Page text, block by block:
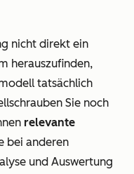
nicht direkt ein
herauszufinden,
tatsächlich
Sie noch
relevante
bei anderen
und Auswertung